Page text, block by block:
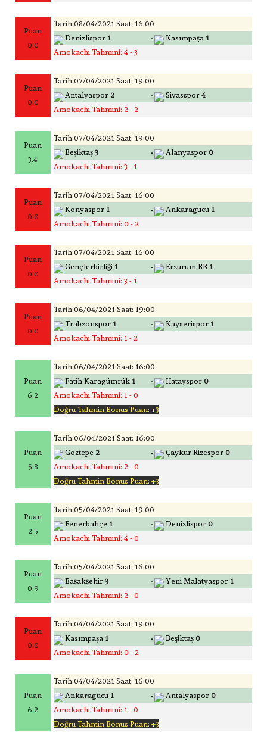
Puan
0.0
Tarih:08/04/2021 Saat: 16:00
Denizlispor 1 - Kasımpaşa 1
Amokachi Tahmini: 4 - 3
Puan
0.0
Tarih:07/04/2021 Saat: 19:00
Antalyaspor 2 - Sivasspor 4
Amokachi Tahmini: 2 - 2
Puan
3.4
Tarih:07/04/2021 Saat: 19:00
Beşiktaş 3 - Alanyaspor 0
Amokachi Tahmini: 3 - 1
Puan
0.0
Tarih:07/04/2021 Saat: 16:00
Konyaspor 1 - Ankaragücü 1
Amokachi Tahmini: 0 - 2
Puan
0.0
Tarih:07/04/2021 Saat: 16:00
Gençlerbirliği 1 - Erzurum BB 1
Amokachi Tahmini: 3 - 1
Puan
0.0
Tarih:06/04/2021 Saat: 19:00
Trabzonspor 1 - Kayserispor 1
Amokachi Tahmini: 1 - 2
Puan
6.2
Tarih:06/04/2021 Saat: 16:00
Fatih Karagümrük 1 - Hatayspor 0
Amokachi Tahmini: 1 - 0
Doğru Tahmin Bonus Puan: +3
Puan
5.8
Tarih:06/04/2021 Saat: 16:00
Göztepe 2 - Çaykur Rizespor 0
Amokachi Tahmini: 2 - 0
Doğru Tahmin Bonus Puan: +3
Puan
2.5
Tarih:05/04/2021 Saat: 19:00
Fenerbahçe 1 - Denizlispor 0
Amokachi Tahmini: 4 - 0
Puan
0.9
Tarih:05/04/2021 Saat: 16:00
Başakşehir 3 - Yeni Malatyaspor 1
Amokachi Tahmini: 2 - 0
Puan
0.0
Tarih:04/04/2021 Saat: 19:00
Kasımpaşa 1 - Beşiktaş 0
Amokachi Tahmini: 0 - 2
Puan
6.2
Tarih:04/04/2021 Saat: 16:00
Ankaragücü 1 - Antalyaspor 0
Amokachi Tahmini: 1 - 0
Doğru Tahmin Bonus Puan: +3